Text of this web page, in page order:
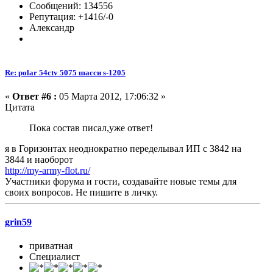
Сообщений: 134556
Репутация: +1416/-0
Александр
Re: polar 54ctv 5075 шасси s-1205
« Ответ #6 : 05 Марта 2012, 17:06:32 »
Цитата
Пока состав писал,уже ответ!
я в Горизонтах неоднократно переделывал ИП с 3842 на
3844 и наоборот
http://my-army-flot.ru/
Участники форума и гости, создавайте новые темы для
своих вопросов. Не пишите в личку.
grin59
приватная
Специалист